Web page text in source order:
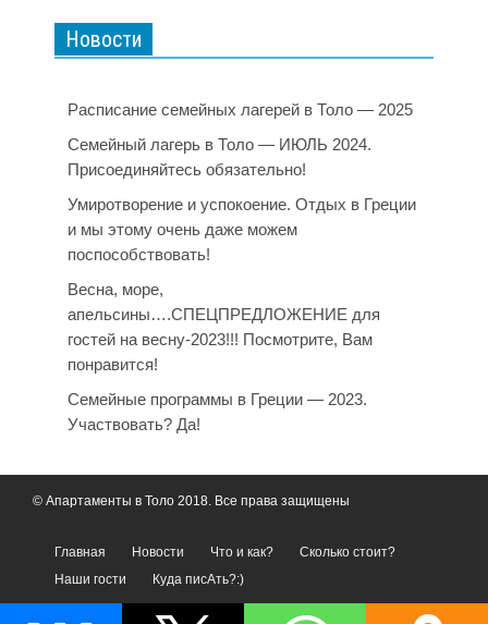
Новости
Расписание семейных лагерей в Толо — 2025
Семейный лагерь в Толо — ИЮЛЬ 2024.
Присоединяйтесь обязательно!
Умиротворение и успокоение. Отдых в Греции
и мы этому очень даже можем
поспособствовать!
Весна, море,
апельсины….СПЕЦПРЕДЛОЖЕНИЕ для
гостей на весну-2023!!! Посмотрите, Вам
понравится!
Семейные программы в Греции — 2023.
Участвовать? Да!
© Апартаменты в Толо 2018. Все права защищены
Главная Новости Что и как?
Сколько стоит?
Наши гости
Куда писАть?:)